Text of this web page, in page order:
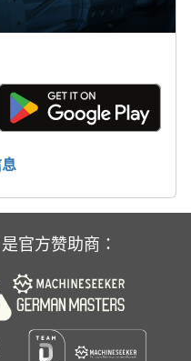
官方赞助商：